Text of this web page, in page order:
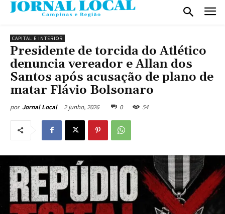
CAPITAL E INTERIOR
Presidente de torcida do Atlético
denuncia vereador e Allan dos
Santos após acusação de plano de
matar Flávio Bolsonaro
por Jornal Local 2 junho, 2026 0 54